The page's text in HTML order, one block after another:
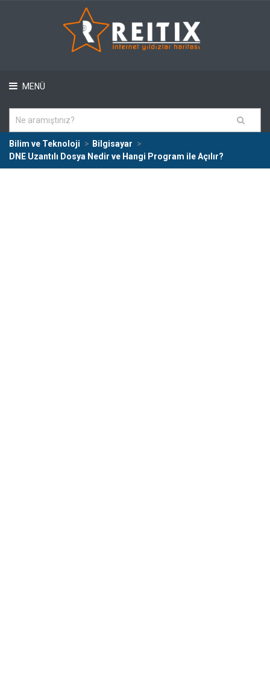
MENÜ
Bilim ve Teknoloji
Bilgisayar
DNE Uzantılı Dosya Nedir ve Hangi Program ile Açılır?